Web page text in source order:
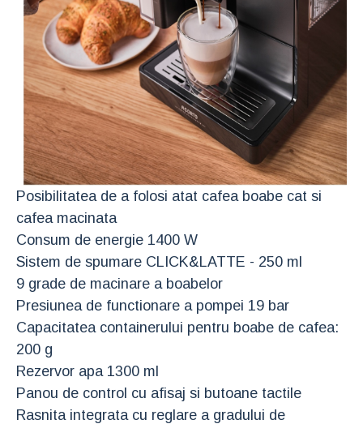
Posibilitatea de a folosi atat cafea boabe cat si
cafea macinata
Consum de energie 1400 W
Sistem de spumare CLICK&LATTE - 250 ml
9 grade de macinare a boabelor
Presiunea de functionare a pompei 19 bar
Capacitatea containerului pentru boabe de cafea:
200 g
Rezervor apa 1300 ml
Panou de control cu afisaj si butoane tactile
Rasnita integrata cu reglare a gradului de